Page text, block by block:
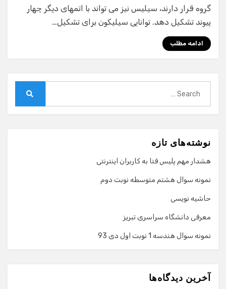
گروه قرار دارند، سیلیس نیز می تواند با اتمهای دیگر چهار
پیوند تشکیل دهد. توانایی سیلیکون برای تشکیل…
ادامه مطلب
نوشته‌های تازه
هشدار مهم پلیس فتا به کاربران اینترنتی
نمونه سوال هشتم متوسطه نوبت دوم
حاشیه نویسی
معرفی دانشگاه سراسری تبریز
نمونه سوال هندسه 1 نوبت اول دی 93
آخرین دیدگاه‌ها
گفت‌وگو با دستیار هوشمند
سلام! برای شروع گفت‌وگو لطفاً شماره تماس یا ایمیل خود را